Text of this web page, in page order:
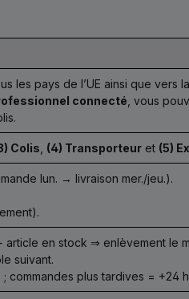
les pays de l’UE ainsi que vers
connecté , vous
Colis (4) Transporteur et (5)
lun. → livraison mer./jeu.).
article en stock ⇒ enlèvement le
suivant.
; commandes plus tardives = +24